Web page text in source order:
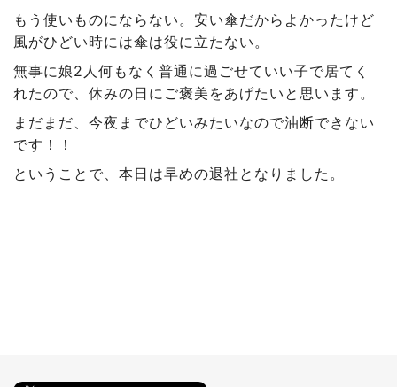
もう使いものにならない。安い傘だからよかったけど
風がひどい時には傘は役に立たない。
無事に娘2人何もなく普通に過ごせていい子で居てく
れたので、休みの日にご褒美をあげたいと思います。
まだまだ、今夜までひどいみたいなので油断できない
です！！
ということで、本日は早めの退社となりました。